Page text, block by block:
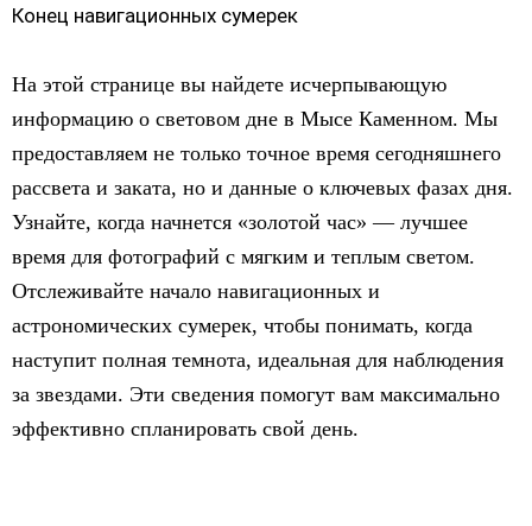
Конец навигационных сумерек
На этой странице вы найдете исчерпывающую
информацию о световом дне в Мысе Каменном. Мы
предоставляем не только точное время сегодняшнего
рассвета и заката, но и данные о ключевых фазах дня.
Узнайте, когда начнется «золотой час» — лучшее
время для фотографий с мягким и теплым светом.
Отслеживайте начало навигационных и
астрономических сумерек, чтобы понимать, когда
наступит полная темнота, идеальная для наблюдения
за звездами. Эти сведения помогут вам максимально
эффективно спланировать свой день.